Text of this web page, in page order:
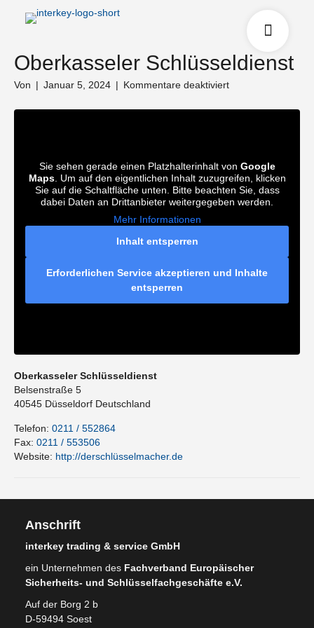
Oberkasseler Schlüsseldienst
Von | Januar 5, 2024 | Kommentare deaktiviertfür
Schlüsseldienst
Sie sehen gerade einen Platzhalterinhalt von Google
Maps. Um auf den eigentlichen Inhalt zuzugreifen, klicken
Sie auf die Schaltfläche unten. Bitte beachten Sie, dass
dabei Daten an Drittanbieter weitergegeben werden.
Mehr Informationen
Inhalt entsperren
Erforderlichen Service akzeptieren und Inhalte
entsperren
Oberkasseler Schlüsseldienst
Belsenstraße 5
40545 Düsseldorf Deutschland
Telefon: 0211 / 552864
Fax: 0211 / 553506
Website: http://derschlüsselmacher.de
Anschrift
interkey trading & service GmbH
ein Unternehmen des Fachverband Europäischer
Sicherheits- und Schlüsselfachgeschäfte e.V.
Auf der Borg 2 b
D-59494 Soest